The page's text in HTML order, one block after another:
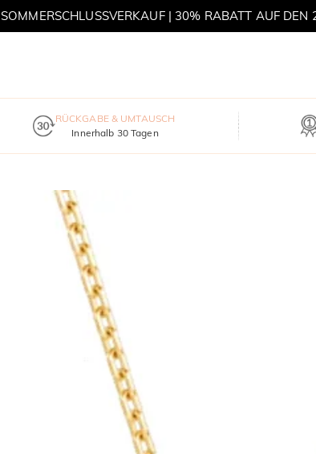
SOMMERSCHLUSSVERKAUF | 30% RABATT AUF DEN
RÜCKGABE & UMTAUSCH
Innerhalb 30 Tagen